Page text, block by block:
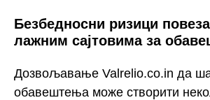
Безбедносни ризици
лажним сајтовима за
Дозвољавање Valrelio.co.in да
обавештења може створити